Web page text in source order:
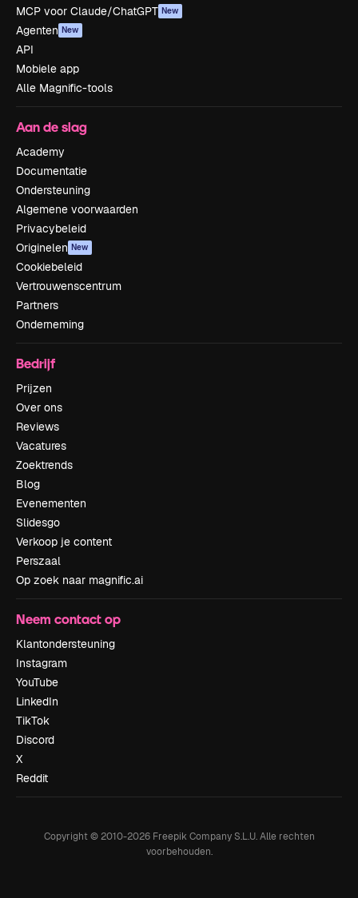
MCP voor Claude/ChatGPT New
Agenten New
API
Mobiele app
Alle Magnific-tools
Aan de slag
Academy
Documentatie
Ondersteuning
Algemene voorwaarden
Privacybeleid
Originelen New
Cookiebeleid
Vertrouwenscentrum
Partners
Onderneming
Bedrijf
Prijzen
Over ons
Reviews
Vacatures
Zoektrends
Blog
Evenementen
Slidesgo
Verkoop je content
Perszaal
Op zoek naar magnific.ai
Neem contact op
Klantondersteuning
Instagram
YouTube
LinkedIn
TikTok
Discord
X
Reddit
Copyright © 2010-2026Freepik Company S.L.U. Alle rechten
voorbehouden.